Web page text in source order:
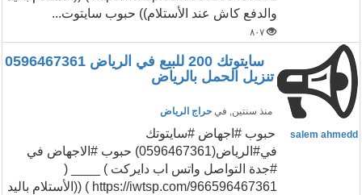
والدفع كاش عند الأستلام)) حبوب سايتوت...
٨٠٧
سايتوتك 200 للبيع في الرياض 0596467361
تنزيل الحمل بالرياض
منذ سنتين, في حراج الرياض
salem ahmedd
حبوب #اجهاض #سايتوتك
في#الرياض(0596467361) حبوب #الاجهاض في
#جدة التواصل واتس اب دايركت ) ____ (
https://iwtsp.com/966596467361 ) ((الأستلام باليد